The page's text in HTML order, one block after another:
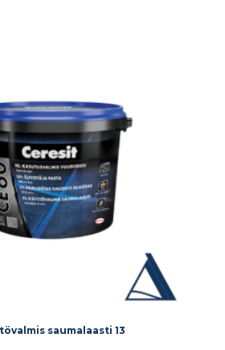
saumalaasti 13